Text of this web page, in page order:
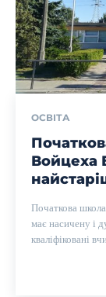
ОСВІТА
Войцеха
Початкова
має насичену і
кваліфіковані